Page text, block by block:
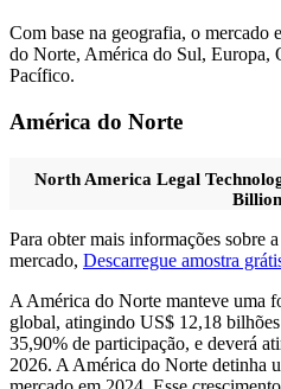
Com base na geografia, o mercado
do Norte, América do Sul,
Pacífico.
América do Norte
North America Legal
Para obter mais informações sobre
mercado, Descarregue amostra
A América do Norte manteve uma
global, atingindo US$ 12,18
35,90% de participação, e deverá
2026. A América do Norte detinha